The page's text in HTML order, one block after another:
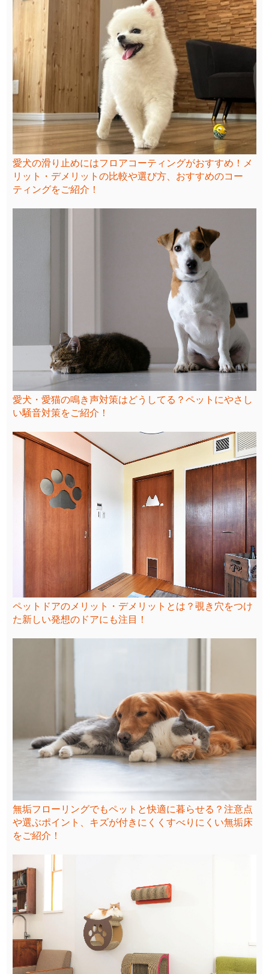
愛犬の滑り止めにはフロアコーティングがおすすめ！メ
リット・デメリットの比較や選び方、おすすめのコー
ティングをご紹介！
愛犬・愛猫の鳴き声対策はどうしてる？ペットにやさし
い騒音対策をご紹介！
ペットドアのメリット・デメリットとは？覗き穴をつけ
た新しい発想のドアにも注目！
無垢フローリングでもペットと快適に暮らせる？注意点
や選ぶポイント、キズが付きにくくすべりにくい無垢床
をご紹介！